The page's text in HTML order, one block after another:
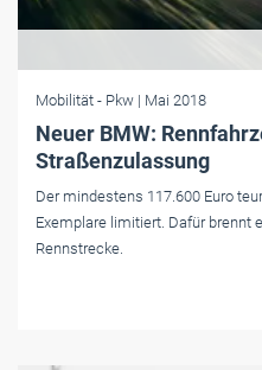
Mobilität - Pkw | Mai 2018
Neuer BMW:
Straßenzulassung
Der mindestens 117.600 Euro
Exemplare limitiert. Dafür brennt
Rennstrecke.